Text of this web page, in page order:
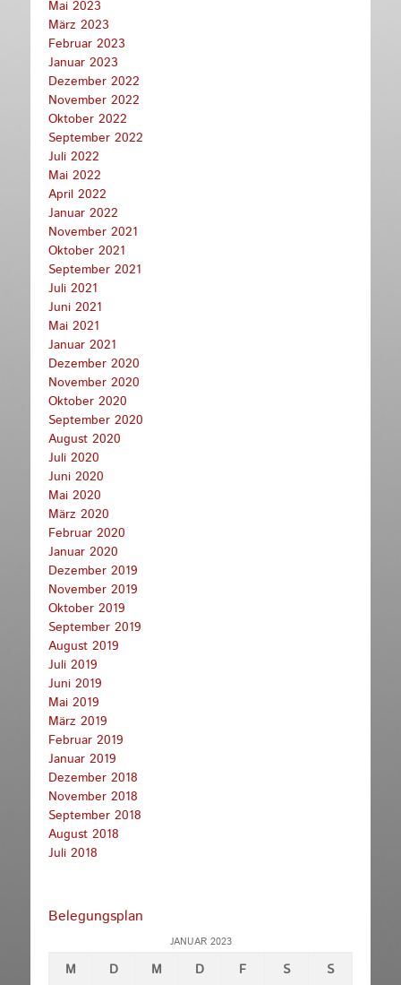
Mai 2023
März 2023
Februar 2023
Januar 2023
Dezember 2022
November 2022
Oktober 2022
September 2022
Juli 2022
Mai 2022
April 2022
Januar 2022
November 2021
Oktober 2021
September 2021
Juli 2021
Juni 2021
Mai 2021
Januar 2021
Dezember 2020
November 2020
Oktober 2020
September 2020
August 2020
Juli 2020
Juni 2020
Mai 2020
März 2020
Februar 2020
Januar 2020
Dezember 2019
November 2019
Oktober 2019
September 2019
August 2019
Juli 2019
Juni 2019
Mai 2019
März 2019
Februar 2019
Januar 2019
Dezember 2018
November 2018
September 2018
August 2018
Juli 2018
Belegungsplan
JANUAR 2023
M D M D F S S